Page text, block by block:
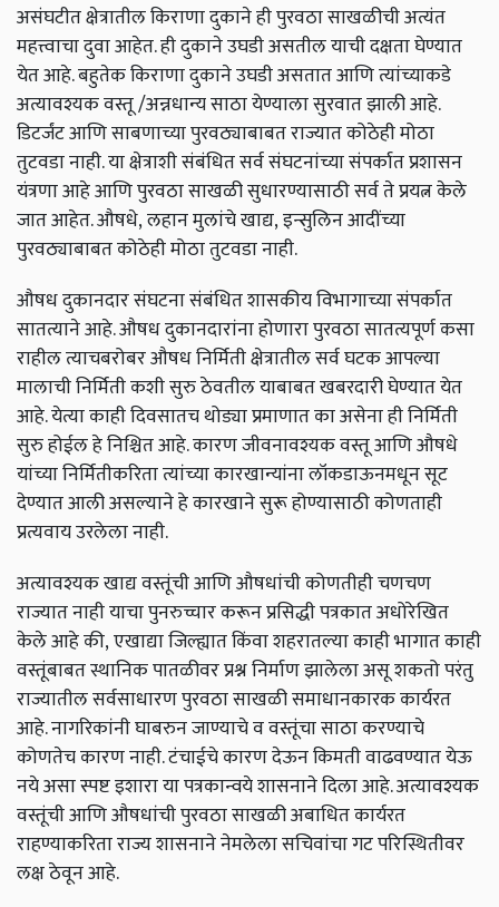
असंघटीत क्षेत्रातील किराणा दुकाने ही पुरवठा साखळीची अत्यंत
महत्त्वाचा दुवा आहेत. ही दुकाने उघडी असतील याची दक्षता घेण्यात
येत आहे. बहुतेक किराणा दुकाने उघडी असतात आणि त्यांच्याकडे
अत्यावश्यक वस्तू /अन्नधान्य साठा येण्याला सुरवात झाली आहे.
डिटर्जंट आणि साबणाच्या पुरवठ्याबाबत राज्यात कोठेही मोठा
तुटवडा नाही. या क्षेत्राशी संबंधित सर्व संघटनांच्या संपर्कात प्रशासन
यंत्रणा आहे आणि पुरवठा साखळी सुधारण्यासाठी सर्व ते प्रयत्न केले
जात आहेत. औषधे,लहान मुलांचे खाद्य,इन्सुलिन आदींच्या
पुरवठ्याबाबत कोठेही मोठा तुटवडा नाही.
औषध दुकानदार संघटना संबंधित शासकीय विभागाच्या संपर्कात
सातत्याने आहे. औषध दुकानदारांना होणारा पुरवठा सातत्यपूर्ण कसा
राहील त्याचबरोबर औषध निर्मिती क्षेत्रातील सर्व घटक आपल्या
मालाची निर्मिती कशी सुरु ठेवतील याबाबत खबरदारी घेण्यात येत
आहे. येत्या काही दिवसातच थोड्या प्रमाणात का असेना ही निर्मिती
सुरु होईल हे निश्चित आहे. कारण जीवनावश्यक वस्तू आणि औषधे
यांच्या निर्मितीकरिता त्यांच्या कारखान्यांना लॉकडाऊनमधून सूट
देण्यात आली असल्याने हे कारखाने सुरू होण्यासाठी कोणताही
प्रत्यवाय उरलेला नाही.
अत्यावश्यक खाद्य वस्तूंची आणि औषधांची कोणतीही चणचण
राज्यात नाही याचा पुनरुच्चार करून प्रसिद्धी पत्रकात अधोरेखित
केले आहे की, एखाद्या जिल्ह्यात किंवा शहरातल्या काही भागात काही
वस्तूंबाबत स्थानिक पातळीवर प्रश्न निर्माण झालेला असू शकतो परंतु
राज्यातील सर्वसाधारण पुरवठा साखळी समाधानकारक कार्यरत
आहे. नागरिकांनी घाबरुन जाण्याचे व वस्तूंचा साठा करण्याचे
कोणतेच कारण नाही. टंचाईचे कारण देऊन किमती वाढवण्यात येऊ
नये असा स्पष्ट इशारा या पत्रकान्वये शासनाने दिला आहे. अत्यावश्यक
वस्तूंची आणि औषधांची पुरवठा साखळी अबाधित कार्यरत
राहण्याकरिता राज्य शासनाने नेमलेला सचिवांचा गट परिस्थितीवर
लक्ष ठेवून आहे.